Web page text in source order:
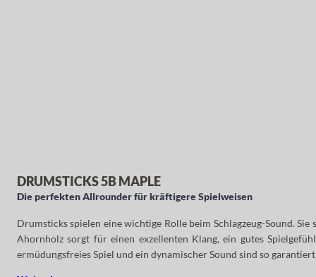
DRUMSTICKS 5B MAPLE
Die perfekten Allrounder für kräftigere Spielweisen
Drumsticks spielen eine wichtige Rolle beim Schlagzeug-Sound.
Ahornholz sorgt für einen exzellenten Klang, ein gutes
ermüdungsfreies Spiel und ein dynamischer Sound sind so